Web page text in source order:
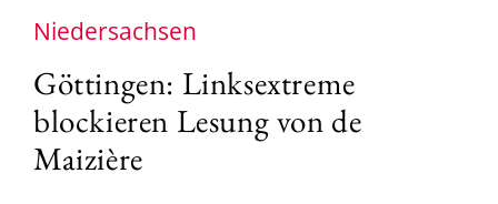
Niedersachsen
Göttingen: Linksextreme
blockieren Lesung von de
Maizière